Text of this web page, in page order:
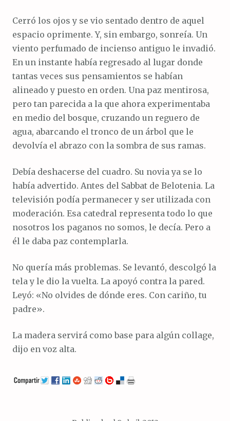
Cerró los ojos y se vio sentado dentro de aquel
espacio oprimente. Y, sin embargo, sonreía. Un
viento perfumado de incienso antiguo le invadió.
En un instante había regresado al lugar donde
tantas veces sus pensamientos se habían
alineado y puesto en orden. Una paz mentirosa,
pero tan parecida a la que ahora experimentaba
en medio del bosque, cruzando un reguero de
agua, abarcando el tronco de un árbol que le
devolvía el abrazo con la sombra de sus ramas.
Debía deshacerse del cuadro. Su novia ya se lo
había advertido. Antes del Sabbat de Belotenia. La
televisión podía permanecer y ser utilizada con
moderación. Esa catedral representa todo lo que
nosotros los paganos no somos, le decía. Pero a
él le daba paz contemplarla.
No quería más problemas. Se levantó, descolgó la
tela y le dio la vuelta. La apoyó contra la pared.
Leyó: «No olvides de dónde eres. Con cariño, tu
padre».
La madera servirá como base para algún collage,
dijo en voz alta.